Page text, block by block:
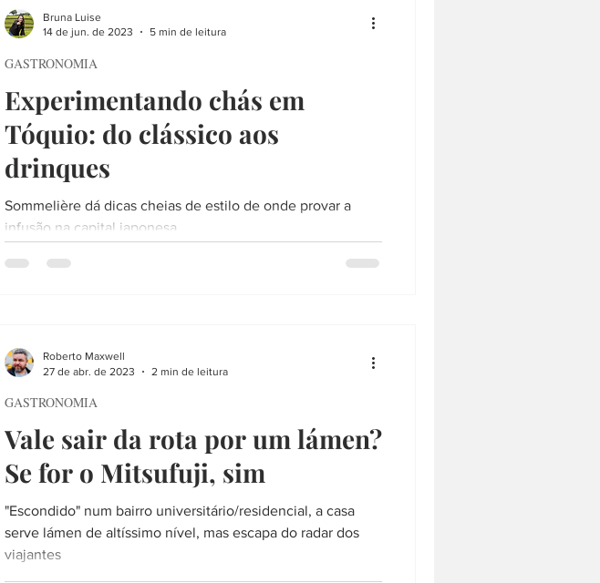
Experimentando chás em
Tóquio: do clássico aos
drinques
Sommelière dá dicas cheias de estilo de onde provar a
infusão na capital japonesa
GASTRONOMIA
Bruna Luise
14 de jun. de 2023
5 min de leitura
Vale sair da rota por um lámen?
Se for o Mitsufuji, sim
"Escondido" num bairro universitário/residencial, a casa
serve lámen de altíssimo nível, mas escapa do radar dos
viajantes
GASTRONOMIA
Roberto Maxwell
27 de abr. de 2023
2 min de leitura